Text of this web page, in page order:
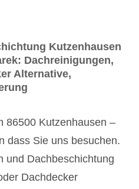
Kutzenhausen
Dachreinigungen,
Alternative,
86500 Kutzenhausen –
dass Sie uns besuchen.
und Dachbeschichtung
Dachdecker